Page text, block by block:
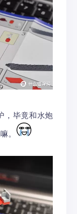
，毕竟和水炮
。